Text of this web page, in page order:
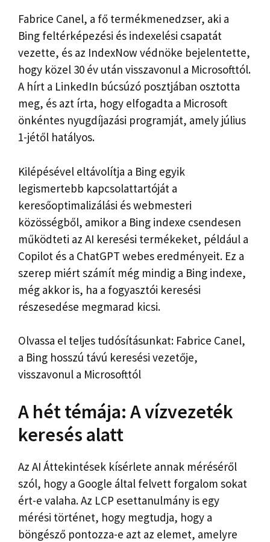
Fabrice Canel, a fő termékmenedzser, aki a
Bing feltérképezési és indexelési csapatát
vezette, és az IndexNow védnöke bejelentette,
hogy közel 30 év után visszavonul a Microsofttól.
A hírt a LinkedIn búcsúzó posztjában osztotta
meg, és azt írta, hogy elfogadta a Microsoft
önkéntes nyugdíjazási programját, amely július
1-jétől hatályos.
Kilépésével eltávolítja a Bing egyik
legismertebb kapcsolattartóját a
keresőoptimalizálási és webmesteri
közösségből, amikor a Bing indexe csendesen
működteti az AI keresési termékeket, például a
Copilot és a ChatGPT webes eredményeit. Ez a
szerep miért számít még mindig a Bing indexe,
még akkor is, ha a fogyasztói keresési
részesedése megmarad kicsi.
Olvassa el teljes tudósításunkat: Fabrice Canel,
a Bing hosszú távú keresési vezetője,
visszavonul a Microsofttól
A hét témája: A vízvezeték
keresés alatt
Az AI Áttekintések kísérlete annak méréséről
szól, hogy a Google által felvett forgalom sokat
ért-e valaha. Az LCP esettanulmány is egy
mérési történet, hogy megtudja, hogy a
böngésző pontozza-e azt az elemet, amelyre